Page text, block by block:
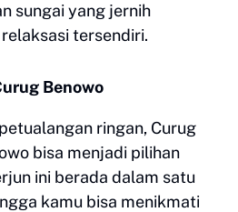
sungai yang jernih
tersendiri.
Benowo
ringan, Curug
bisa menjadi pilihan
ini berada dalam satu
kamu bisa menikmati